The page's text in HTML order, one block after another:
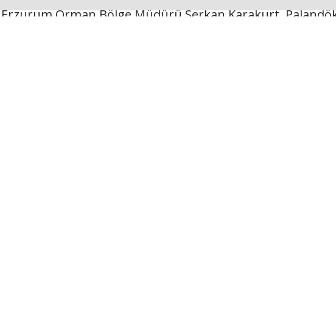
Erzurum Orman Bölge Müdürü Serkan Karakurt,